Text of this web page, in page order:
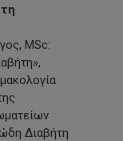
MSc:
Διαβήτη